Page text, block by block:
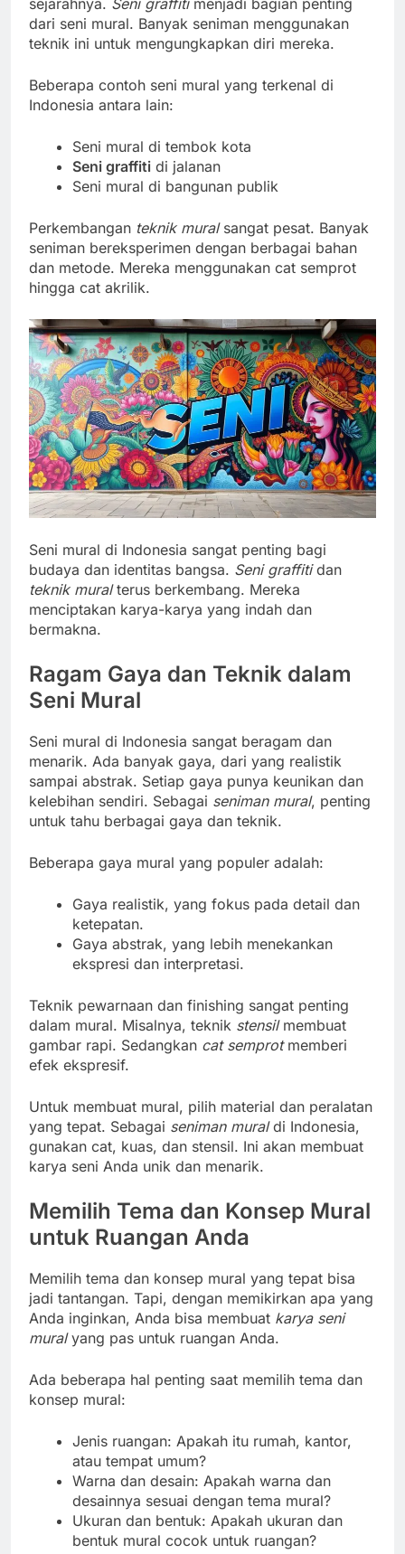
sejarahnya. Seni graffitimenjadi bagian penting
dari seni mural. Banyak seniman menggunakan
teknik ini untuk mengungkapkan diri mereka.
Beberapa contoh seni mural yang terkenal di
Indonesia antara lain:
Seni mural di tembok kota
Seni graffiti di jalanan
Seni mural di bangunan publik
Perkembangan teknik muralsangat pesat. Banyak
seniman bereksperimen dengan berbagai bahan
dan metode. Mereka menggunakan cat semprot
hingga cat akrilik.
Seni mural di Indonesia sangat penting bagi
budaya dan identitas bangsa. Seni graffitidan
teknik muralterus berkembang. Mereka
menciptakan karya-karya yang indah dan
bermakna.
Ragam Gaya dan Teknik dalam
Seni Mural
Seni mural di Indonesia sangat beragam dan
menarik. Ada banyak gaya, dari yang realistik
sampai abstrak. Setiap gaya punya keunikan dan
kelebihan sendiri. Sebagai seniman mural, penting
untuk tahu berbagai gaya dan teknik.
Beberapa gaya mural yang populer adalah:
Gaya realistik, yang fokus pada detail dan
ketepatan.
Gaya abstrak, yang lebih menekankan
ekspresi dan interpretasi.
Teknik pewarnaan dan finishing sangat penting
dalam mural. Misalnya, teknik stensilmembuat
gambar rapi. Sedangkan cat semprotmemberi
efek ekspresif.
Untuk membuat mural, pilih material dan peralatan
yang tepat. Sebagai seniman muraldi Indonesia,
gunakan cat, kuas, dan stensil. Ini akan membuat
karya seni Anda unik dan menarik.
Memilih Tema dan Konsep Mural
untuk Ruangan Anda
Memilih tema dan konsep mural yang tepat bisa
jadi tantangan. Tapi, dengan memikirkan apa yang
Anda inginkan, Anda bisa membuat karya seni
muralyang pas untuk ruangan Anda.
Ada beberapa hal penting saat memilih tema dan
konsep mural:
Jenis ruangan: Apakah itu rumah, kantor,
atau tempat umum?
Warna dan desain: Apakah warna dan
desainnya sesuai dengan tema mural?
Ukuran dan bentuk: Apakah ukuran dan
bentuk mural cocok untuk ruangan?